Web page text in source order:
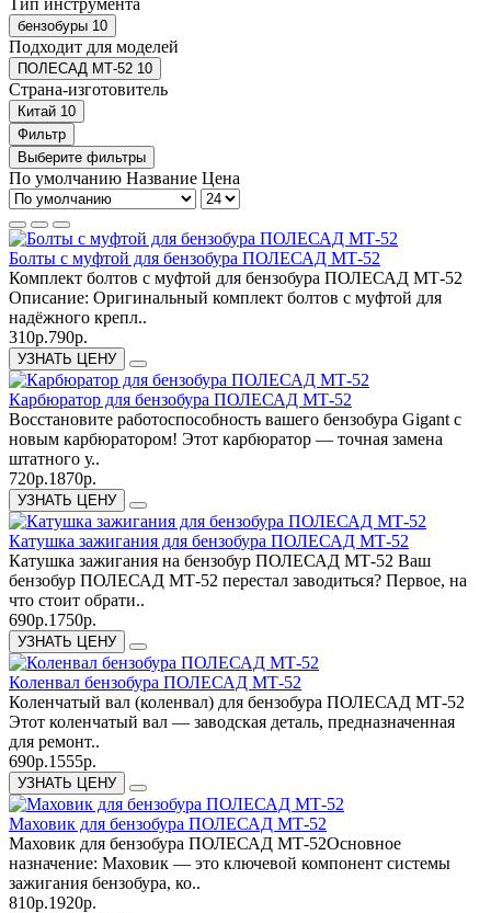
бензобуры 10
Подходит для моделей
ПОЛЕСАД МТ-52 10
Страна-изготовитель
Китай 10
Фильтр
Выберите фильтры
По умолчанию Название Цена
Болты с муфтой для бензобура ПОЛЕСАД МТ-52
Комплект болтов с муфтой для бензобура ПОЛЕСАД МТ-52
Описание: Оригинальный комплект болтов с муфтой для
надёжного крепл..
310р.790р.
УЗНАТЬ ЦЕНУ
Карбюратор для бензобура ПОЛЕСАД МТ-52
Восстановите работоспособность вашего бензобура Gigant с
новым карбюратором! Этот карбюратор — точная замена
штатного у..
720р.1870р.
УЗНАТЬ ЦЕНУ
Катушка зажигания для бензобура ПОЛЕСАД МТ-52
Катушка зажигания на бензобур ПОЛЕСАД МТ-52 Ваш
бензобур ПОЛЕСАД МТ-52 перестал заводиться? Первое, на
что стоит обрати..
690р.1750р.
УЗНАТЬ ЦЕНУ
Коленвал бензобура ПОЛЕСАД МТ-52
Коленчатый вал (коленвал) для бензобура ПОЛЕСАД МТ-52
Этот коленчатый вал — заводская деталь, предназначенная
для ремонт..
690р.1555р.
УЗНАТЬ ЦЕНУ
Маховик для бензобура ПОЛЕСАД МТ-52
Маховик для бензобура ПОЛЕСАД МТ-52Основное
назначение: Маховик — это ключевой компонент системы
зажигания бензобура, ко..
810р.1920р.